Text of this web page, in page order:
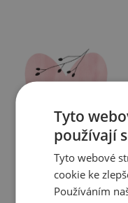
Slevy
Zjistit více
Tyto
používají
Tyto webové
cookie ke
Používáním